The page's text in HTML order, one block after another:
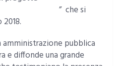
” che si
amministrazione pubblica
e diffonde una grande